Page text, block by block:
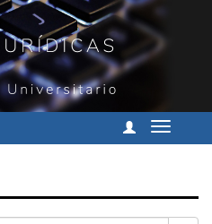
Cambiar